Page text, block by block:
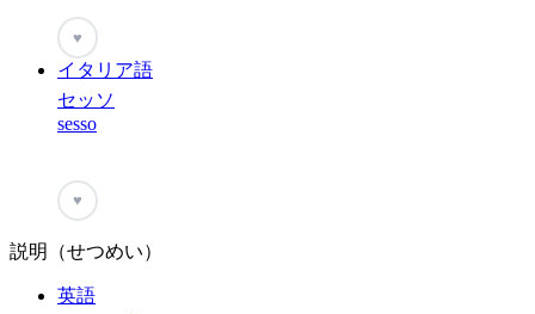
♥
イタリア語
セッソ
sesso
♥
説明（せつめい）
英語